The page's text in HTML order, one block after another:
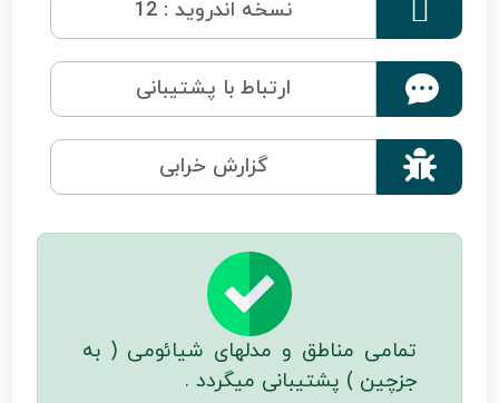
 نسخه اندروید : 12
ارتباط با پشتیبانی
 گزارش خرابی
تمامی مناطق و مدلهای شیائومی ( به
جزچین ) پشتیبانی میگردد .